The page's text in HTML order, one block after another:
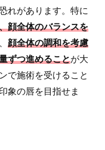
れがあります。特に
顔全体のバランスを
顔全体の調和を考慮
ずつ進めることが大
で施術を受けること
象の唇を目指せま